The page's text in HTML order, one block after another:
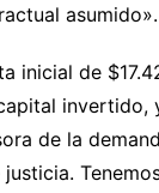
asumido».
inicial de
invertido,
de la